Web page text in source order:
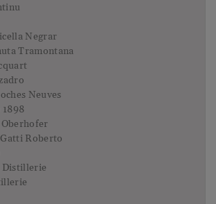
Negrar
Tramontana
Neuves
Roberto
Distillerie